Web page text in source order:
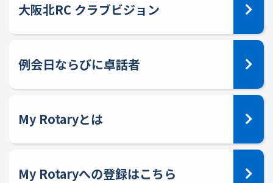
大阪北RC クラブビジョン
例会日ならびに卓話者
My Rotaryとは
My Rotaryへの登録はこちら